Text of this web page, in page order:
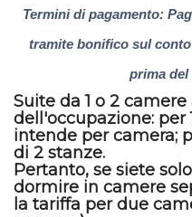
Termini di pagamento:
tramite bonifico sul conto
prima
Suite da 1 o 2
dell'occupazione: per
intende per camera;
di 2 stanze.
Pertanto, se siete
dormire in camere
la tariffa per due